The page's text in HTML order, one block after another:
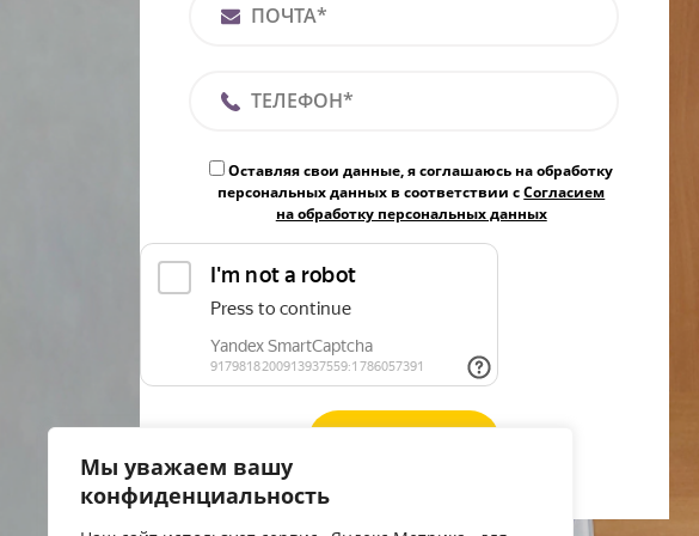
Мы уважаем вашу
конфиденциальность
Оставляя свои данные, я соглашаюсь на обработку
персональных данных в соответствии сСогласием
на обработку персональных данных